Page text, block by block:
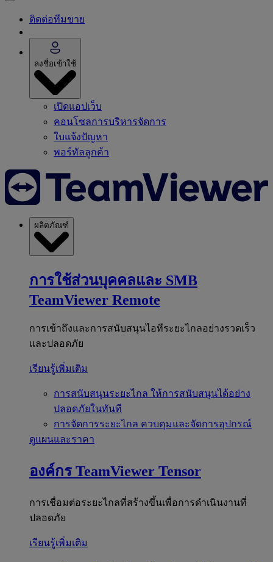
ติดต่อทีมขาย
ลงชื่อเข้าใช้
เปิดแอปเว็บ
คอนโซลการบริหารจัดการ
ใบแจ้งปัญหา
พอร์ทัลลูกค้า
ผลิตภัณฑ์
การใช้ส่วนบุคคลและ SMB
TeamViewer Remote
การเข้าถึงและการสนับสนุนไอทีระยะไกลอย่างรวดเร็ว
และปลอดภัย
เรียนรู้เพิ่มเติม
การสนับสนุนระยะไกล ให้การสนับสนุนได้อย่าง
ปลอดภัยในทันที
การจัดการระยะไกล ควบคุมและจัดการอุปกรณ์
ดูแผนและราคา
องค์กร TeamViewer Tensor
การเชื่อมต่อระยะไกลที่สร้างขึ้นเพื่อการดำเนินงานที่
ปลอดภัย
เรียนรู้เพิ่มเติม